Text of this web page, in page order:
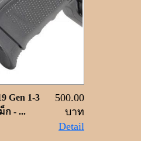
Gen 1-3
ก - ...
500.00
บาท
Detail